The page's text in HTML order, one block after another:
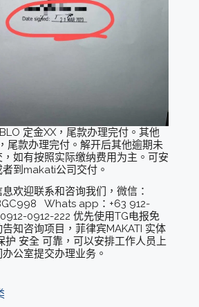
定金XX，尾款办理完付。其他
尾款办理完付。解开后其他逾期未
如有按照实际缴纳费用为主。可安
到makati公司交付。
欢迎联系和咨询我们，微信：
Whats app：+63 912-
0912-222 优先使用TG电报免
知咨询项目，菲律宾MAKATI 实体
护 安全 可靠，可以安排工作人员上
公室提交办理业务。